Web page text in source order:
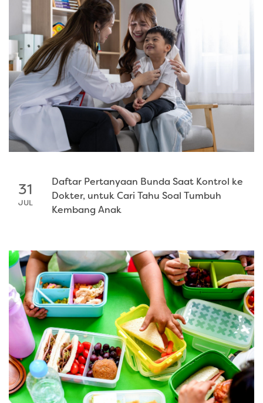
31
JUL
Daftar Pertanyaan Bunda Saat Kontrol ke
Dokter, untuk Cari Tahu Soal Tumbuh
Kembang Anak